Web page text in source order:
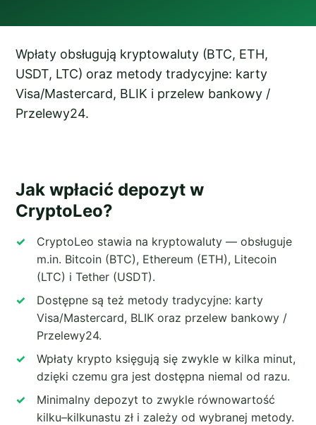
Wpłaty obsługują kryptowaluty (BTC, ETH,
USDT, LTC) oraz metody tradycyjne: karty
Visa/Mastercard, BLIK i przelew bankowy /
Przelewy24.
Jak wpłacić depozyt w
CryptoLeo?
CryptoLeo stawia na kryptowaluty — obsługuje
m.in. Bitcoin (BTC), Ethereum (ETH), Litecoin
(LTC) i Tether (USDT).
Dostępne są też metody tradycyjne: karty
Visa/Mastercard, BLIK oraz przelew bankowy /
Przelewy24.
Wpłaty krypto księgują się zwykle w kilka minut,
dzięki czemu gra jest dostępna niemal od razu.
Minimalny depozyt to zwykle równowartość
kilku–kilkunastu zł i zależy od wybranej metody.